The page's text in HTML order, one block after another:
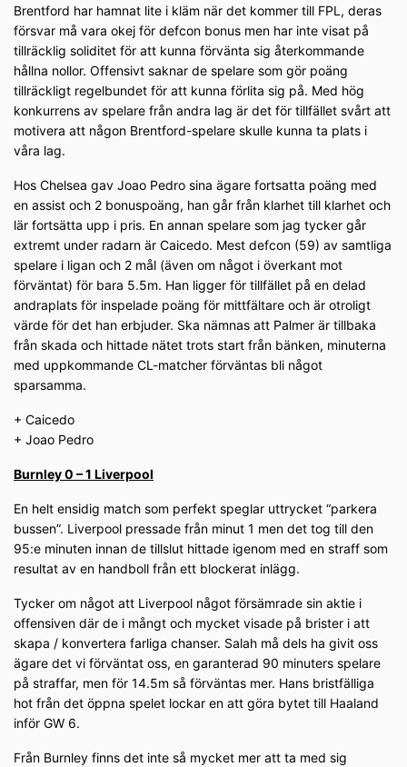
Brentford har hamnat lite i kläm när det kommer till FPL, deras
försvar må vara okej för defcon bonus men har inte visat på
tillräcklig soliditet för att kunna förvänta sig återkommande
hållna nollor. Offensivt saknar de spelare som gör poäng
tillräckligt regelbundet för att kunna förlita sig på. Med hög
konkurrens av spelare från andra lag är det för tillfället svårt att
motivera att någon Brentford-spelare skulle kunna ta plats i
våra lag.
Hos Chelsea gav Joao Pedro sina ägare fortsatta poäng med
en assist och 2 bonuspoäng, han går från klarhet till klarhet och
lär fortsätta upp i pris. En annan spelare som jag tycker går
extremt under radarn är Caicedo. Mest defcon (59) av samtliga
spelare i ligan och 2 mål (även om något i överkant mot
förväntat) för bara 5.5m. Han ligger för tillfället på en delad
andraplats för inspelade poäng för mittfältare och är otroligt
värde för det han erbjuder. Ska nämnas att Palmer är tillbaka
från skada och hittade nätet trots start från bänken, minuterna
med uppkommande CL-matcher förväntas bli något
sparsamma.
+ Caicedo
+ Joao Pedro
Burnley 0 – 1 Liverpool
En helt ensidig match som perfekt speglar uttrycket “parkera
bussen”. Liverpool pressade från minut 1 men det tog till den
95:e minuten innan de tillslut hittade igenom med en straff som
resultat av en handboll från ett blockerat inlägg.
Tycker om något att Liverpool något försämrade sin aktie i
offensiven där de i mångt och mycket visade på brister i att
skapa / konvertera farliga chanser. Salah må dels ha givit oss
ägare det vi förväntat oss, en garanterad 90 minuters spelare
på straffar, men för 14.5m så förväntas mer. Hans bristfälliga
hot från det öppna spelet lockar en att göra bytet till Haaland
inför GW 6.
Från Burnley finns det inte så mycket mer att ta med sig